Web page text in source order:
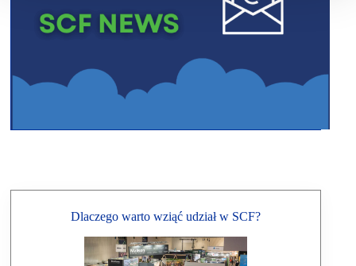
Dlaczego warto wziąć udział w SCF?